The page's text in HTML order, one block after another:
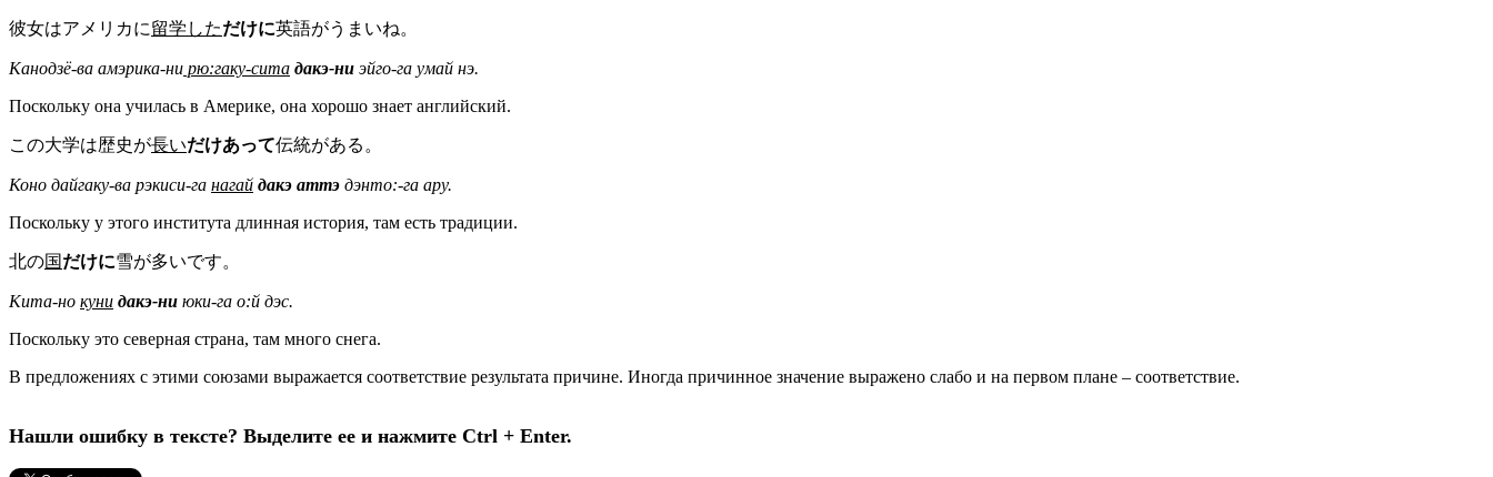
彼女はアメリカに留学しただけに英語がうまいね。
Канодзё-ва амэрика-ни рю:гаку-сита дакэ-ни эйго-га умай нэ.
Поскольку она училась в Америке, она хорошо знает английский.
この大学は歴史が長いだけあって伝統がある。
Коно дайгаку-ва рэкиси-га нагай дакэ аттэ дэнто:-га ару.
Поскольку у этого института длинная история, там есть традиции.
北の国だけに雪が多いです。
Кита-но куни дакэ-ни юки-га о:й дэс.
Поскольку это северная страна, там много снега.
В предложениях с этими союзами выражается соответствие результата причине. Иногда причинное значение выражено слабо и на первом плане – соответствие.
Нашли ошибку в тексте? Выделите ее и нажмите Ctrl + Enter.